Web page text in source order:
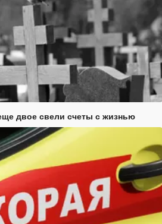
двое свели счеты с жизнью